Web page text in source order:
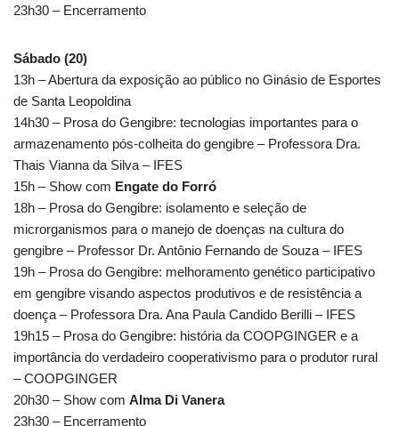
23h30 – Encerramento
Sábado (20)
13h – Abertura da exposição ao público no Ginásio de Esportes
de Santa Leopoldina
14h30 – Prosa do Gengibre: tecnologias importantes para o
armazenamento pós-colheita do gengibre – Professora Dra.
Thais Vianna da Silva – IFES
15h – Show com Engate do Forró
18h – Prosa do Gengibre: isolamento e seleção de
microrganismos para o manejo de doenças na cultura do
gengibre – Professor Dr. Antônio Fernando de Souza – IFES
19h – Prosa do Gengibre: melhoramento genético participativo
em gengibre visando aspectos produtivos e de resistência a
doença – Professora Dra. Ana Paula Candido Berilli – IFES
19h15 – Prosa do Gengibre: história da COOPGINGER e a
importância do verdadeiro cooperativismo para o produtor rural
– COOPGINGER
20h30 – Show com Alma Di Vanera
23h30 – Encerramento